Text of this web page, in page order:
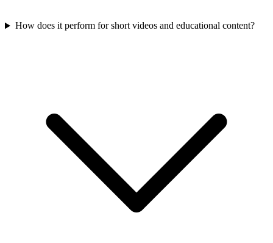
How does it perform for short videos and educational content?